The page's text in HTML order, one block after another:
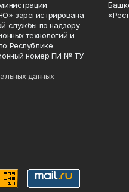
зарегистрирована
службы по надзору
технологий и
Республике
номер ПИ № ТУ
данных